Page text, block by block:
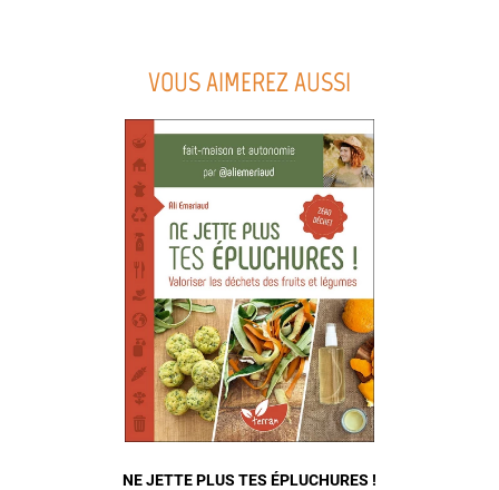
VOUS AIMEREZ AUSSI
NE JETTE PLUS TES ÉPLUCHURES !